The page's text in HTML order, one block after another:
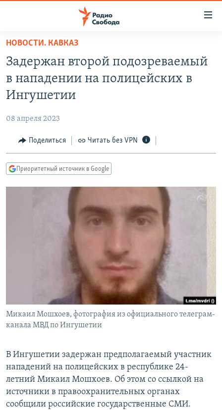
упрощенного
доступа
основному
Вернутся
Вернутся
ПОДКАСТЫ
АВТОРСКИЕ ПРОЕКТЫ
МНЕНИЯ
КУЛЬТУРА
КАВКАЗ.РЕАЛИИ
СИБИРЬ.РЕАЛИИ
РАСПИСАНИЕ ВЕЩАНИЯ
ПОДПИШИТЕСЬ НА РАССЫЛКУ
НОВОСТИ. КАВКАЗ
Задержан второй подозреваемый
в нападении на полицейских в
Ингушетии
08 апреля 2023
Поделиться Читать без VPN
Приоритетный источник в Google
Микаил Мошхоев, фотография из официального телеграм-
канала МВД по Ингушетии
В Ингушетии задержан предполагаемый участник
нападений на полицейских в республике 24-
летний Микаил Мошхоев. Об этом со ссылкой на
источники в правоохранительных органах
сообщили российские государственные СМИ.